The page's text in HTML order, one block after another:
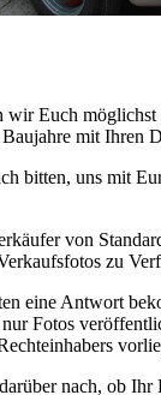
wir Euch möglichst
mit Ihren
bitten, uns mit
von
zu
eine Antwort
Fotos
nach, ob Ihr